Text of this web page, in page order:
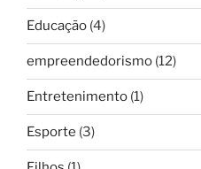
Educação (4)
empreendedorismo (12)
Entretenimento (1)
Esporte (3)